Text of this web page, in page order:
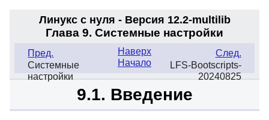
Линукс с нуля - Версия 12.2-multilib
Глава 9. Системные настройки
Пред.
Системные
настройки
След.
LFS-Bootscripts-
20240825
Наверх
Начало
9.1. Введение